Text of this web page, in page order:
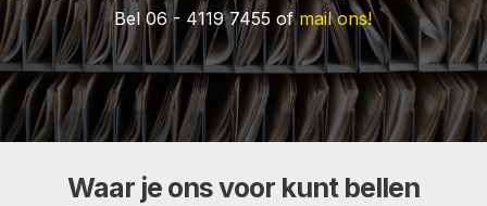
Bel 06 - 4119 7455 ofmail ons!
Waar je ons voor kunt bellen